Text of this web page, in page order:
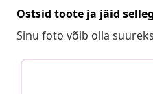
Ostsid toote ja jäid
Sinu foto võib olla